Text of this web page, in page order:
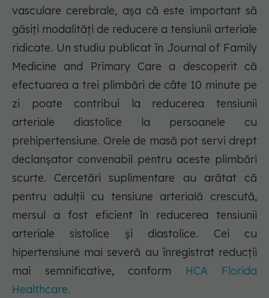
vasculare cerebrale, așa că este important să
găsiți modalități de reducere a tensiunii arteriale
ridicate. Un studiu publicat în Journal of Family
Medicine and Primary Care a descoperit că
efectuarea a trei plimbări de câte 10 minute pe
zi poate contribui la reducerea tensiunii
arteriale diastolice la persoanele cu
prehipertensiune. Orele de masă pot servi drept
declanșator convenabil pentru aceste plimbări
scurte. Cercetări suplimentare au arătat că
pentru adulții cu tensiune arterială crescută,
mersul a fost eficient în reducerea tensiunii
arteriale sistolice și diastolice. Cei cu
hipertensiune mai severă au înregistrat reducții
mai semnificative, conform HCA Florida
Healthcare.